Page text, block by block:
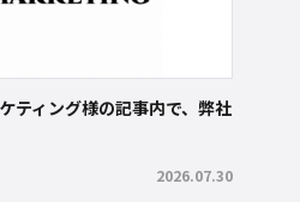
ティング様の記事内で、弊社
2026.07.30